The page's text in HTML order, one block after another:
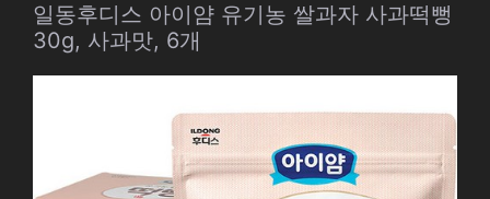
일동후디스 아이얌 유기농 쌀과자 사과떡뻥
30g, 사과맛, 6개